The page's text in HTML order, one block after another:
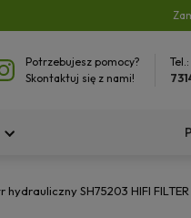
Potrzebujesz pomocy?
Skontaktuj się z nami!
Tel.:
hydrauliczny SH75203 HIFI